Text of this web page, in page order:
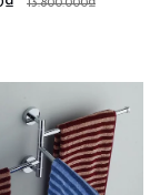
13.800.000₫